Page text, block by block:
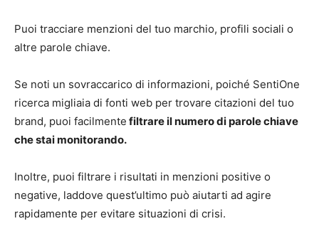
Puoi tracciare menzioni del tuo marchio, profili sociali o
altre parole chiave.
Se noti un sovraccarico di informazioni, poiché SentiOne
ricerca migliaia di fonti web per trovare citazioni del tuo
brand, puoi facilmente filtrare il numero di parole chiave
che stai monitorando.
Inoltre, puoi filtrare i risultati in menzioni positive o
negative, laddove quest’ultimo può aiutarti ad agire
rapidamente per evitare situazioni di crisi.